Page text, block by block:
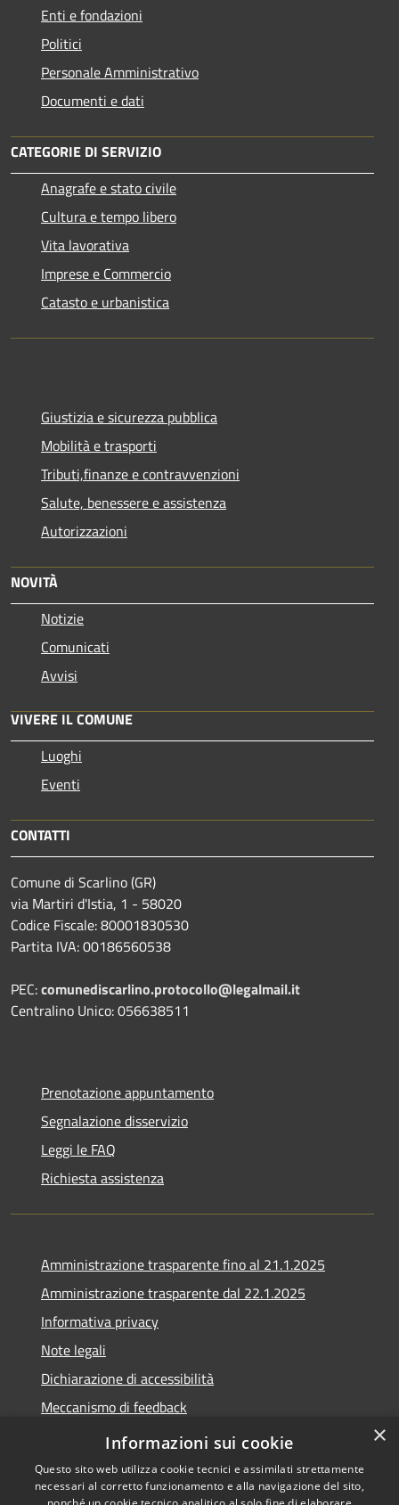
Enti e fondazioni
Politici
Personale Amministrativo
Documenti e dati
CATEGORIE DI SERVIZIO
Anagrafe e stato civile
Cultura e tempo libero
Vita lavorativa
Imprese e Commercio
Catasto e urbanistica
Giustizia e sicurezza pubblica
Mobilità e trasporti
Tributi,finanze e contravvenzioni
Salute, benessere e assistenza
Autorizzazioni
NOVITÀ
Notizie
Comunicati
Avvisi
VIVERE IL COMUNE
Luoghi
Eventi
CONTATTI
Comune di Scarlino (GR)
via Martiri d'Istia, 1 - 58020
Codice Fiscale: 80001830530
Partita IVA: 00186560538
PEC:comunediscarlino.protocollo@legalmail.it
Centralino Unico: 056638511
Prenotazione appuntamento
Segnalazione disservizio
Leggi le FAQ
Richiesta assistenza
Amministrazione trasparente fino al 21.1.2025
Amministrazione trasparente dal 22.1.2025
Informativa privacy
Note legali
Dichiarazione di accessibilità
Meccanismo di feedback
Whistleblowing
×
Informazioni sui cookie
Questo sito web utilizza cookie tecnici e assimilati strettamente
necessari al corretto funzionamento e alla navigazione del sito,